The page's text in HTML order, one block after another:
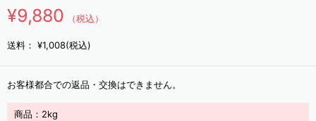
¥9,880 （税込）
送料： ¥1,008(税込)
お客様都合での返品・交換はできません。
商品： 2kg